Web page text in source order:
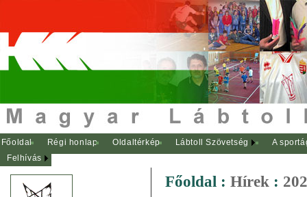
Főoldal Régi honlap Oldaltérkép Lábtoll Szövetség
A
Felhívás
Főoldal : Hírek :